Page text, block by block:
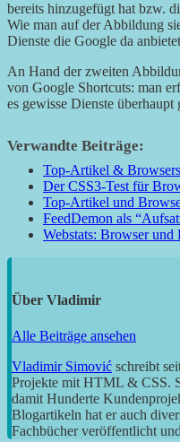
bereits hinzugefügt hat bzw.
Wie man auf der Abbildung
Dienste die Google da
An Hand der zweiten
von Google Shortcuts: man
es gewisse Dienste überhaupt
Verwandte Beiträge:
Top-Artikel &
Der CSS3-Test für
Top-Artikel und
FeedDemon als
Webstats: Browser und
Über Vladimir
Alle Beiträge ansehen
Vladimir Simović schreibt
Projekte mit HTML & CSS.
damit Hunderte
Blogartikeln hat er auch
Fachbücher veröffentlicht